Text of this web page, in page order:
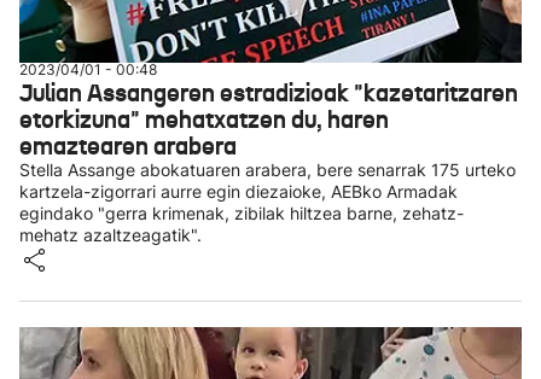
2023/04/01 - 00:48
Julian Assangeren estradizioak "kazetaritzaren
etorkizuna" mehatxatzen du, haren
emaztearen arabera
Stella Assange abokatuaren arabera, bere senarrak 175 urteko
kartzela-zigorrari aurre egin diezaioke, AEBko Armadak
egindako "gerra krimenak, zibilak hiltzea barne, zehatz-
mehatz azaltzeagatik".